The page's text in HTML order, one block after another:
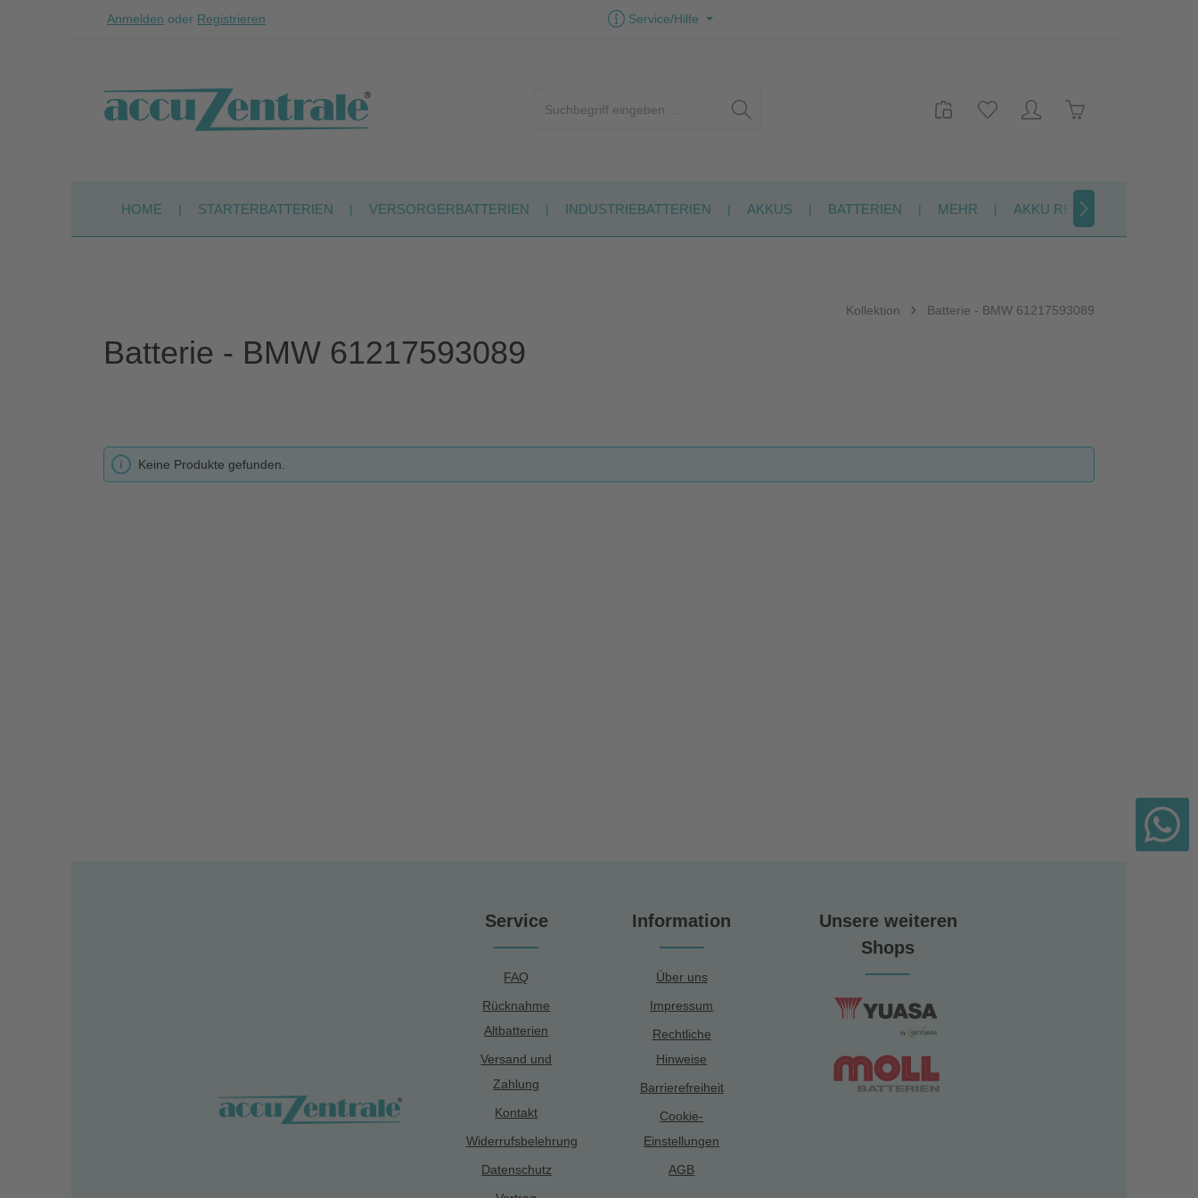
Zum Hauptinhalt springen
Zur Suche springen
Zur Hauptnavigation springen
Anmelden oder Registrieren Service/Hilfe
Du hast 0 Produkte auf dem
HOME STARTERBATTERIEN VERSORGERBATTERIEN INDUSTRIEBATTERIEN AKKUS BATTERIEN MEHR AKKU REPARATUR
Kollektion Batterie - BMW 61217593089
Batterie - BMW 61217593089
Keine Produkte gefunden.
Service
FAQ
Rücknahme
Altbatterien
Versand und
Zahlung
Kontakt
Widerrufsbelehrung
Datenschutz
Information
Über uns
Impressum
Rechtliche
Hinweise
Barrierefreiheit
Cookie-
Einstellungen
AGB
Unsere weiteren
Shops